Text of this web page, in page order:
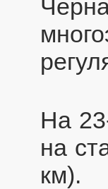
На
на
км).